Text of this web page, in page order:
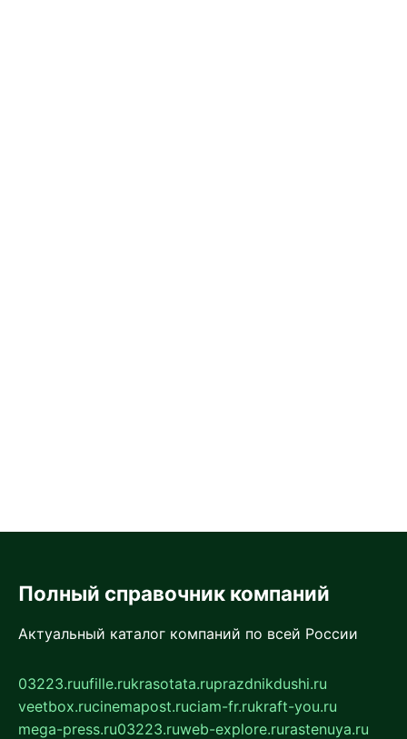
Полный справочник компаний
Актуальный каталог компаний по всей России
03223.ruufille.rukrasotata.ruprazdnikdushi.ru
veetbox.rucinemapost.ruciam-fr.rukraft-you.ru
mega-press.ru03223.ruweb-explore.rurastenuya.ru